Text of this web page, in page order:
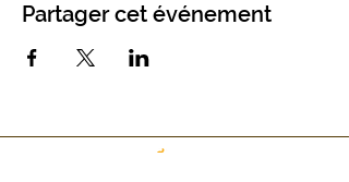
Partager cet événement